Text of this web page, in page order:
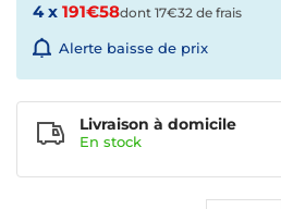
4 x 191€58dont 17€32 de frais
Alerte baisse de prix
Livraison à domicile
En stock